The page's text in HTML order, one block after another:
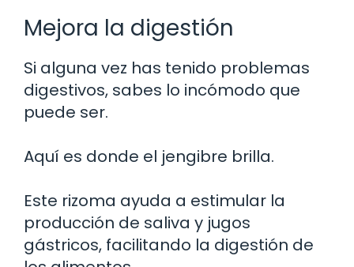
Mejora la digestión
Si alguna vez has tenido problemas
digestivos, sabes lo incómodo que
puede ser.
Aquí es donde el jengibre brilla.
Este rizoma ayuda a estimular la
producción de saliva y jugos
gástricos, facilitando la digestión de